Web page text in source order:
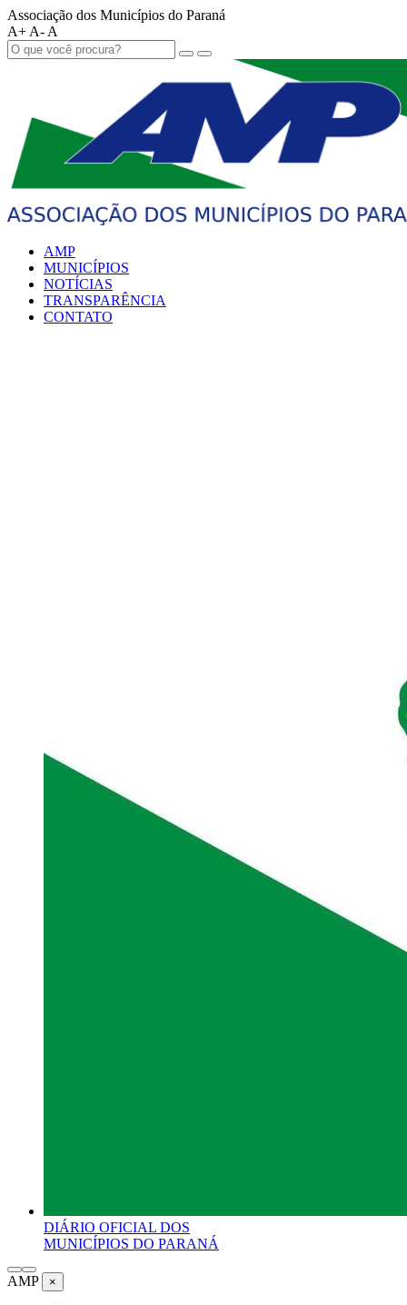
Associação dos Municípios do Paraná
A+ A- A
AMP
MUNICÍPIOS
NOTÍCIAS
TRANSPARÊNCIA
CONTATO
DIÁRIO OFICIAL DOS
MUNICÍPIOS DO PARANÁ
AMP ×